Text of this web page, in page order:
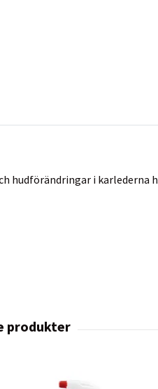
hudförändringar i karlederna